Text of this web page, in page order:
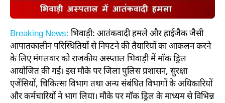
Breaking News: भिवाड़ी: आतंकवादी हमले और हाईजैक जैसी
आपातकालीन परिस्थितियों से निपटने की तैयारियों का आकलन करने
के लिए मंगलवार को राजकीय अस्प्ताल भिवाड़ी में मॉक ड्रिल
आयोजित की गई। इस मौके पर जिला पुलिस प्रशासन, सुरक्षा
एजेंसियों, चिकित्सा विभाग तथा अन्य संबंधित विभागों के अधिकारियों
और कर्मचारियों ने भाग लिया। मौके पर मॉक ड्रिल के माध्यम से विभिन्न